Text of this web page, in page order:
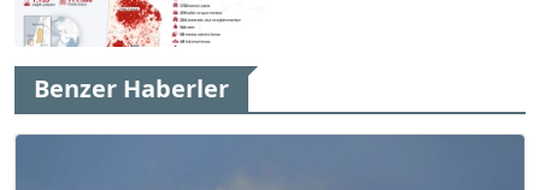
Benzer Haberler